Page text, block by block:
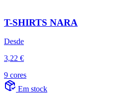
T-SHIRTS NARA
Desde
3,22 €
9 cores
Em stock